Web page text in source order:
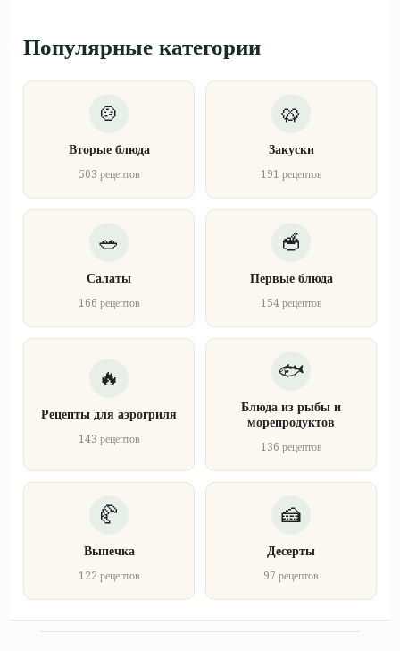
Популярные категории
Вторые блюда
503 рецептов
Закуски
191 рецептов
Салаты
166 рецептов
Первые блюда
154 рецептов
Рецепты для аэрогриля
143 рецептов
Блюда из рыбы и
морепродуктов
136 рецептов
Выпечка
122 рецептов
Десерты
97 рецептов